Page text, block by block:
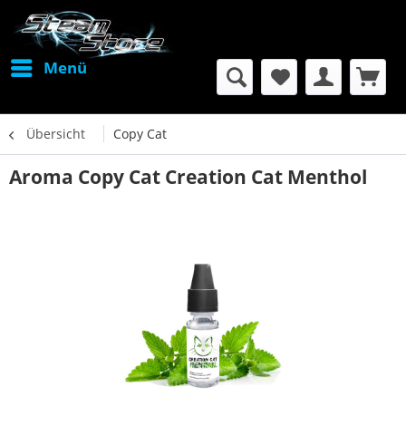
Menü
Übersicht Copy Cat
Aroma Copy Cat Creation Cat Menthol